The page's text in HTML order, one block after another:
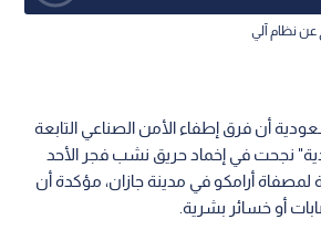
عن نظام آلي
أن فرق إطفاء الأمن الصناعي التابعة
نجحت في إخماد حريق نشب فجر الأحد
لمصفاة أرامكو في مدينة جازان، مؤكدة أن
أو خسائر بشرية.